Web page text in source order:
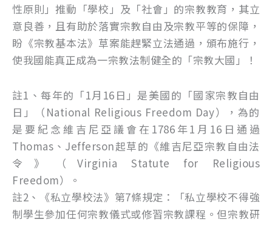
性原則」推動「學校」及「社會」的宗教教育，其立
意良善，且有助於落實宗教自由及宗教平等的保障，
盼《宗教基本法》草案能趕緊立法通過，頒布施行，
使我國能真正成為一宗教法制健全的「宗教大國」！
註1、每年的「1月16日」是美國的「國家宗教自由
日」（National Religious Freedom Day），為的
是要紀念維吉尼亞議會在1786年1月16日通過
Thomas、Jefferson起草的《維吉尼亞宗教自由法
令》（Virginia Statute for Religious
Freedom）。
註2、《私立學校法》第7條規定：「私立學校不得強
制學生參加任何宗教儀式或修習宗教課程。但宗教研